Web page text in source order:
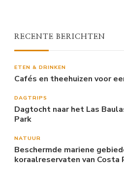
RECENTE BERICHTEN
ETEN & DRINKEN
Cafés en theehuizen voor
DAGTRIPS
Dagtocht naar het Las
Park
NATUUR
Beschermde mariene
koraalreservaten van Costa